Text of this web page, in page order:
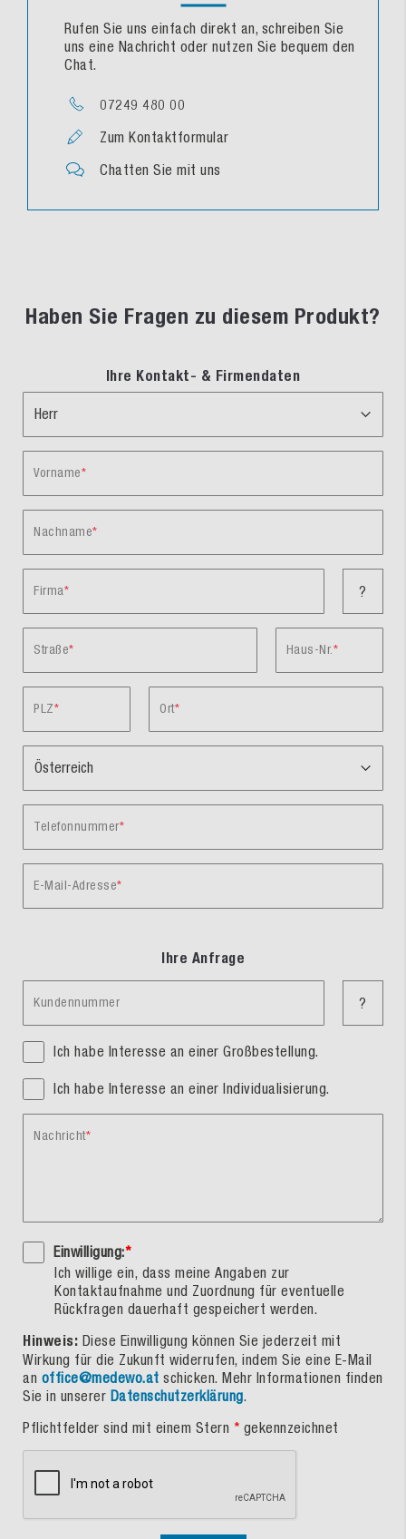
Rufen Sie uns einfach direkt an, schreiben Sie
uns eine Nachricht oder nutzen Sie bequem den
Chat.
07249 480 00
Zum Kontaktformular
Chatten Sie mit uns
Haben Sie Fragen zu diesem Produkt?
Ihre Kontakt- & Firmendaten
Vorname
Nachname
Firma ?
Straße Haus-Nr.
PLZ Ort
Telefonnummer
E-Mail-Adresse
Ihre Anfrage
Kundennummer ?
Ich habe Interesse an einer Großbestellung.
Ich habe Interesse an einer Individualisierung.
Nachricht
Einwilligung:*
Ich willige ein, dass meine Angaben zur
Kontaktaufnahme und Zuordnung für eventuelle
Rückfragen dauerhaft gespeichert werden.
Hinweis: Diese Einwilligung können Sie jederzeit mit
Wirkung für die Zukunft widerrufen, indem Sie eine E-Mail
an office@medewo.at schicken. Mehr Informationen finden
Sie in unserer Datenschutzerklärung.
Pflichtfelder sind mit einem Stern * gekennzeichnet